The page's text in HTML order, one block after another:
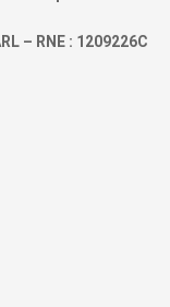
– RNE : 1209226C